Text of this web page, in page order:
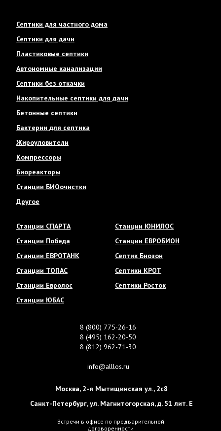
Септики для частного дома
Септики для дачи
Пластиковые септики
Автономные канализации
Септики без откачки
Накопительные септики для дачи
Бетонные септики
Бактерии для септика
Жироуловители
Компрессоры
Биореакторы
Станции БИОочистки
Другое
Станции СПАРТА
Станции Победа
Станции ЕВРОТАНК
Станции ТОПАС
Станции Евролос
Станции ЮБАС
Станции ЮНИЛОС
Станции ЕВРОБИОН
Септик Биозон
Септики КРОТ
Септики Росток
8 (800) 775-26-16
8 (495) 162-20-50
8 (812) 962-71-30
info@alllos.ru
Москва, 2-я Мытищинская ул., 2с8
Санкт-Петербург,ул. Магнитогорская, д. 51 лит. Е
Встречи в офисе по предварительной
договоренности